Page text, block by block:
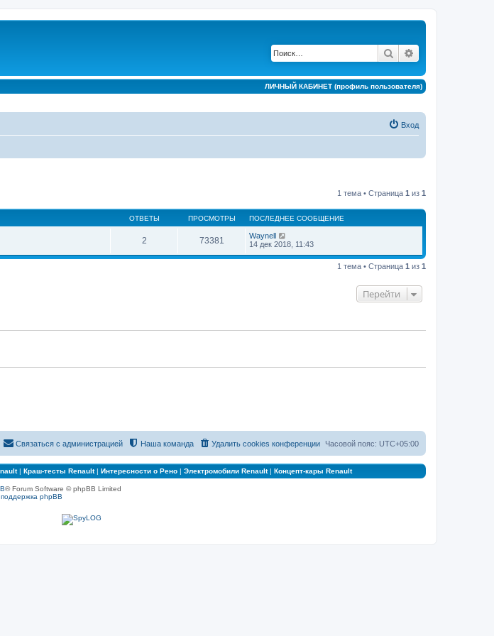
Поиск
ЛИЧНЫЙ КАБИНЕТ (профиль пользователя)
Вход
1 тема • Страница 1 из 1
ОТВЕТЫ ПРОСМОТРЫ ПОСЛЕДНЕЕ СООБЩЕНИЕ
2 73381
Waynell
14 дек 2018, 11:43
1 тема • Страница 1 из 1
Перейти
Часовой пояс: UTC+05:00
Удалить cookies конференции
Наша команда
Связаться с администрацией
| Краш-тесты Renault| Интересности о Рено| Электромобили Renault| Концепт-кары Renault
® Forum Software © phpBB Limited
поддержка phpBB